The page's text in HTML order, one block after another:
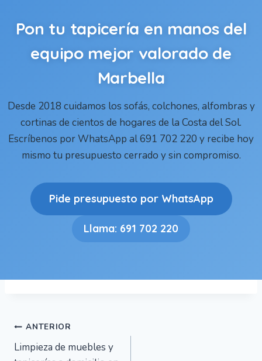
Pon tu tapicería en manos del
equipo mejor valorado de
Marbella
Desde 2018 cuidamos los sofás, colchones, alfombras y
cortinas de cientos de hogares de la Costa del Sol.
Escríbenos por WhatsApp al 691 702 220 y recibe hoy
mismo tu presupuesto cerrado y sin compromiso.
Pide presupuesto por WhatsApp
Llama: 691 702 220
Navegación
de
ANTERIOR
Limpieza de muebles y